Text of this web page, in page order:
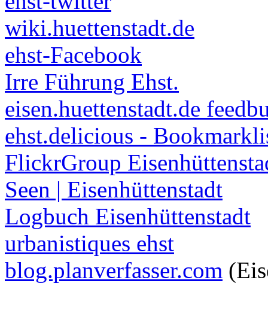
wiki.huettenstadt.de
ehst-Facebook
Irre Führung Ehst.
eisen.huettenstadt.de
ehst.delicious -
FlickrGroup
Seen | Eisenhüttenstadt
Logbuch Eisenhüttenstadt
urbanistiques ehst
blog.planverfasser.com